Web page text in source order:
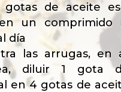
gotas de aceite
un comprimido
día
las arrugas, en
diluir 1 gota
en 4 gotas de